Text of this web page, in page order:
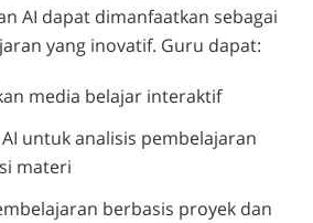
AI dapat dimanfaatkan sebagai
yang inovatif. Guru dapat:
media belajar interaktif
untuk analisis pembelajaran
materi
berbasis proyek dan